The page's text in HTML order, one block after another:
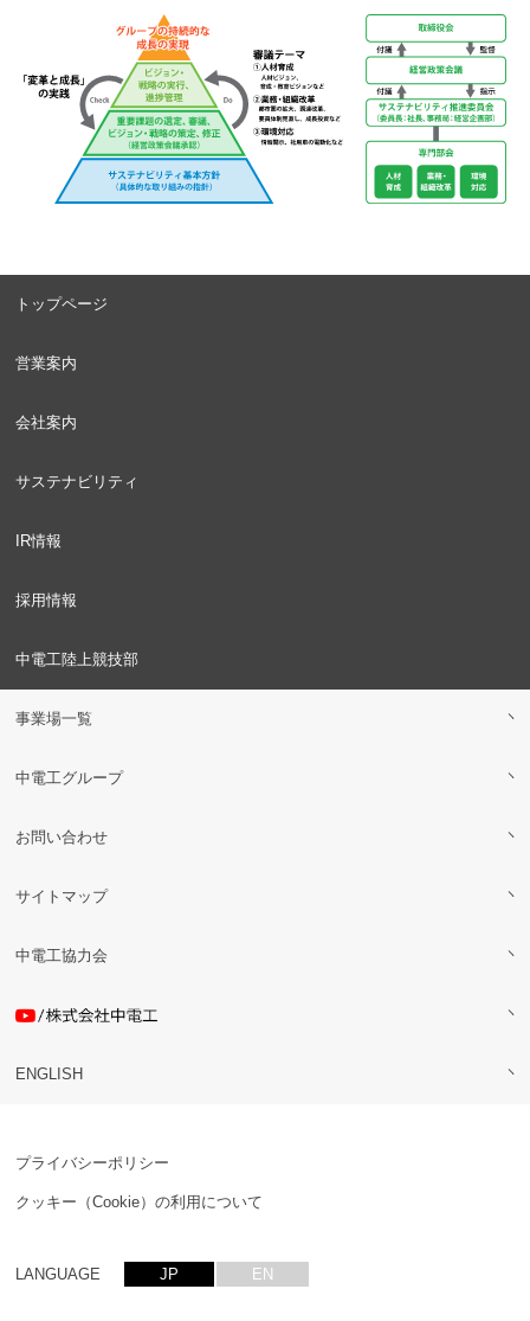
トップページ
営業案内
会社案内
サステナビリティ
IR情報
採用情報
中電工陸上競技部
事業場一覧
中電工グループ
お問い合わせ
サイトマップ
中電工協力会
ENGLISH
プライバシーポリシー
クッキー（Cookie）の利用について
LANGUAGE JP EN